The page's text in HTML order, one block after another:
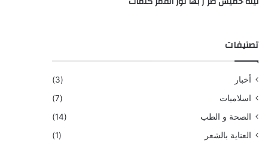
تصنيفات
أخبار
(3)
اسلاميات
(7)
الصحة و الطب
(14)
العناية بالشعر
(1)